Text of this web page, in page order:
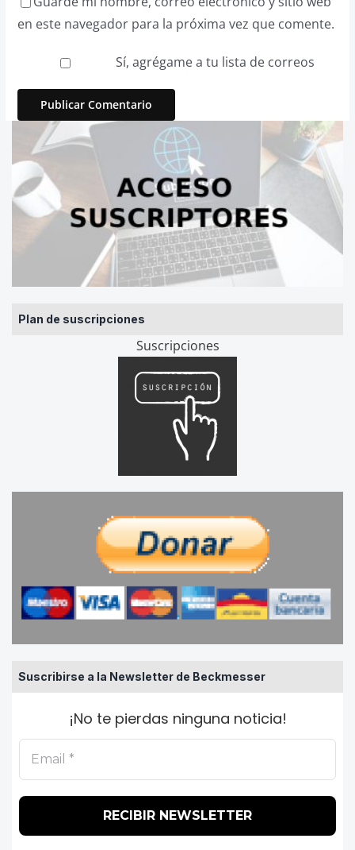
Plan de suscripciones
Suscripciones
Suscribirse a la Newsletter de Beckmesser
¡No te pierdas ninguna noticia!
en este navegador para la próxima vez que comente.
Sí, agrégame a tu lista de correos